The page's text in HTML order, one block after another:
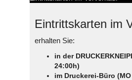
Eintrittskarten im
erhalten Sie:
in der
24:00h)
im Druckerei-Büro